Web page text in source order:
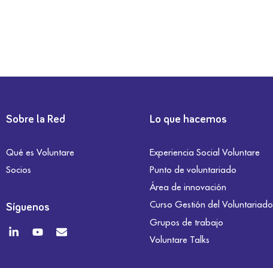
Sobre la Red
Qué es Voluntare
Socios
Síguenos
Lo que hacemos
Experiencia Social Voluntare
Punto de voluntariado
Área de innovación
Curso Gestión del Voluntariado
Grupos de trabajo
Voluntare Talks